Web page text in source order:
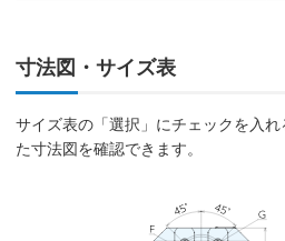
寸法図・サイズ表
サイズ表の「選択」にチェックを入
た寸法図を確認できます。